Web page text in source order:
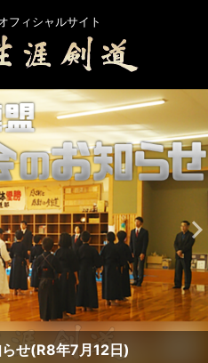
フィシャルサイト
せ(R8年7月12日)